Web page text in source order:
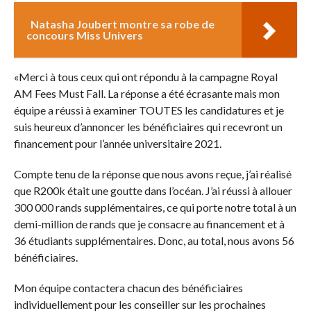
Natasha Joubert montre sa robe de
concours Miss Univers
«Merci à tous ceux qui ont répondu à la campagne Royal
AM Fees Must Fall. La réponse a été écrasante mais mon
équipe a réussi à examiner TOUTES les candidatures et je
suis heureux d’annoncer les bénéficiaires qui recevront un
financement pour l’année universitaire 2021.
Compte tenu de la réponse que nous avons reçue, j’ai réalisé
que R200k était une goutte dans l’océan. J’ai réussi à allouer
300 000 rands supplémentaires, ce qui porte notre total à un
demi-million de rands que je consacre au financement et à
36 étudiants supplémentaires. Donc, au total, nous avons 56
bénéficiaires.
Mon équipe contactera chacun des bénéficiaires
individuellement pour les conseiller sur les prochaines